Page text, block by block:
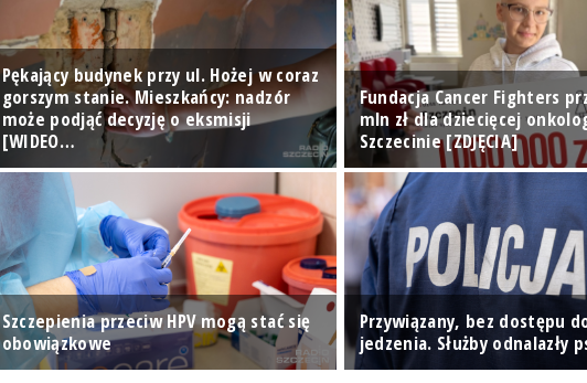
Pękający budynek przy ul. Hożej w coraz
gorszym stanie. Mieszkańcy: nadzór
może podjąć decyzję o eksmisji
[WIDEO…
Fundacja Cancer Fighters
mln zł dla dziecięcej
Szczecinie [ZDJĘCIA]
Szczepienia przeciw HPV mogą stać się
obowiązkowe
Przywiązany, bez dostępu
jedzenia. Służby odnalazły